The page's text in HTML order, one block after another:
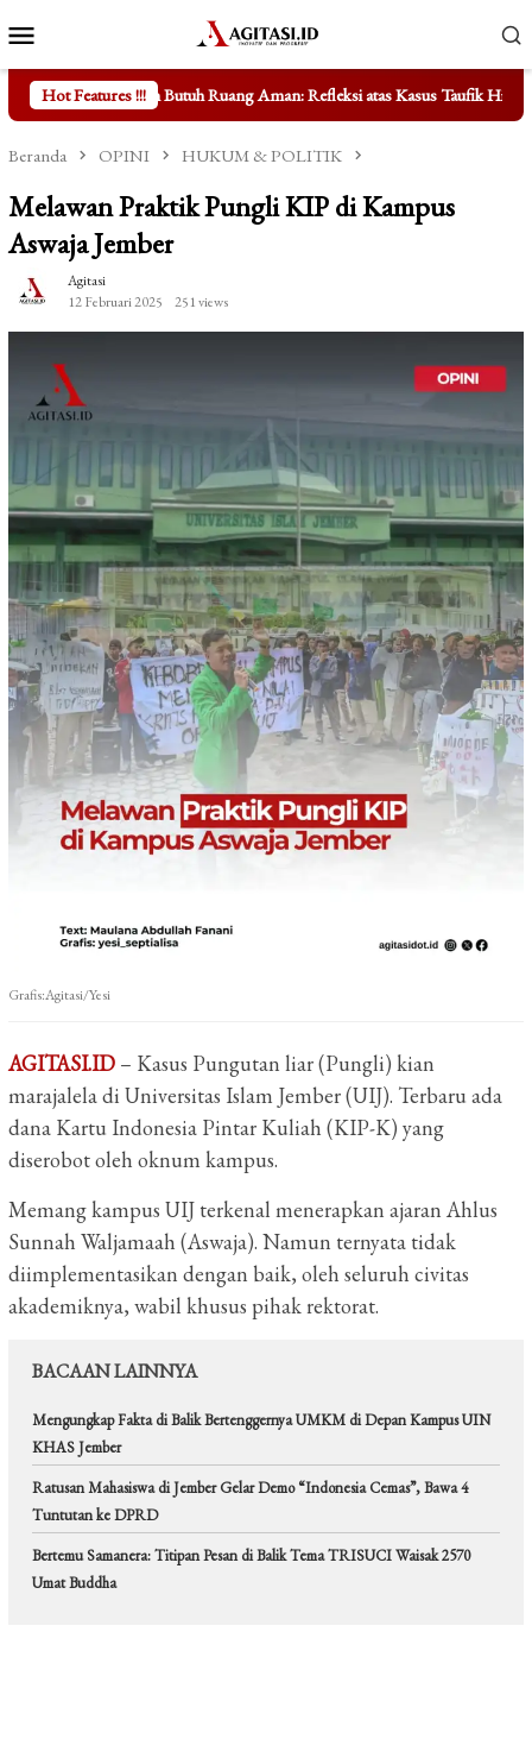
ke
kontenMobile
Hot Features !!!
Ruang Aman: Refleksi atas Kasus Taufik Hidayat Mengungkap
Beranda OPINI HUKUM & POLITIK
Melawan Praktik Pungli KIP di Kampus
Aswaja Jember
Agitasi
12 Februari 2025
251 views
Grafis:Agitasi/Yesi
AGITASI.ID – Kasus Pungutan liar (Pungli) kian
marajalela di Universitas Islam Jember (UIJ). Terbaru ada
dana Kartu Indonesia Pintar Kuliah (KIP-K) yang
diserobot oleh oknum kampus.
Memang kampus UIJ terkenal menerapkan ajaran Ahlus
Sunnah Waljamaah (Aswaja). Namun ternyata tidak
diimplementasikan dengan baik, oleh seluruh civitas
akademiknya, wabil khusus pihak rektorat.
BACAAN LAINNYA
Mengungkap Fakta di Balik Bertenggernya UMKM di Depan Kampus UIN
KHAS Jember
Ratusan Mahasiswa di Jember Gelar Demo “Indonesia Cemas”, Bawa 4
Tuntutan ke DPRD
Bertemu Samanera: Titipan Pesan di Balik Tema TRISUCI Waisak 2570
Umat Buddha